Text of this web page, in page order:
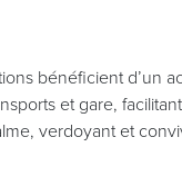
bénéficient d’un
et gare,
verdoyant et